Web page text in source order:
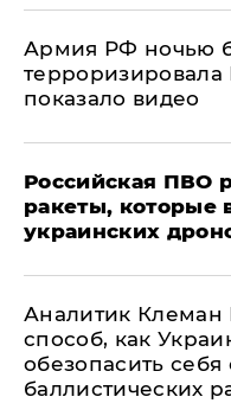
Армия РФ ночью
терроризировала
показало видео
Российская ПВО
ракеты, которые
украинских
Аналитик Клеман
способ, как
обезопасить себя
баллистических